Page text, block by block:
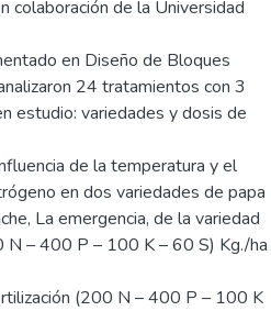
colaboración de la Universidad
en Diseño de Bloques
24 tratamientos con 3
estudio: variedades y dosis de
de la temperatura y el
en dos variedades de papa
La emergencia, de la variedad
N – 400 P – 100 K – 60 S) Kg./ha
(200 N – 400 P – 100 K